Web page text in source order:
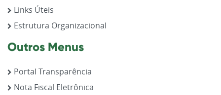
Links Úteis
Estrutura Organizacional
Outros Menus
Portal Transparência
Nota Fiscal Eletrônica